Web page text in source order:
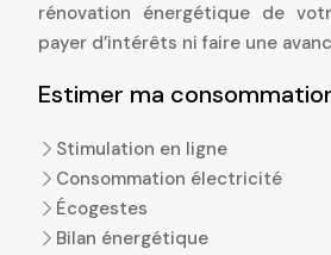
rénovation énergétique de
payer d’intérêts ni faire une
Estimer ma
Stimulation en ligne
Consommation électricité
Écogestes
Bilan énergétique